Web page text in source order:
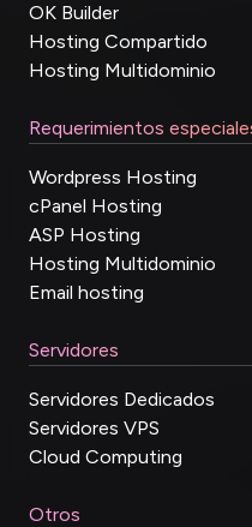
OK Builder
Hosting Compartido
Hosting Multidominio
Requerimientos
Wordpress Hosting
cPanel Hosting
ASP Hosting
Hosting Multidominio
Email hosting
Servidores
Servidores Dedicados
Servidores VPS
Cloud Computing
Otros